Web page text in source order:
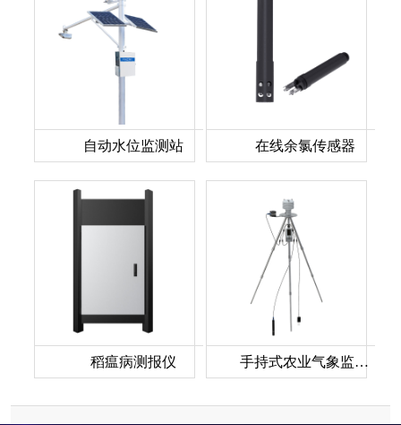
自动水位监测站 在线余氯传感器
稻瘟病测报仪 手持式农业气象监测仪